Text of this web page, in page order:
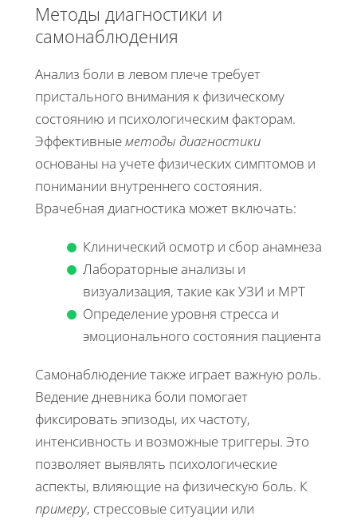
Методы диагностики и
самонаблюдения
Анализ боли в левом плече требует
пристального внимания к физическому
состоянию и психологическим факторам.
Эффективныеметоды диагностики
основаны на учете физических симптомов и
понимании внутреннего состояния.
Врачебная диагностика может включать:
Клинический осмотр и сбор анамнеза
Лабораторные анализы и
визуализация, такие как УЗИ и МРТ
Определение уровня стресса и
эмоционального состояния пациента
Самонаблюдение также играет важную роль.
Ведение дневника боли помогает
фиксировать эпизоды, их частоту,
интенсивность и возможные триггеры. Это
позволяет выявлять психологические
аспекты, влияющие на физическую боль. К
примеру, стрессовые ситуации или